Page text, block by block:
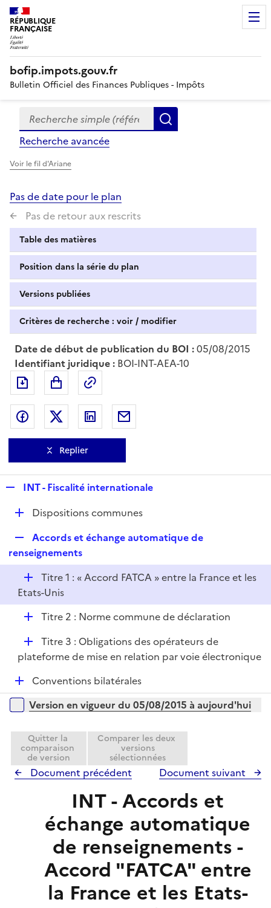
RÉPUBLIQUE
FRANÇAISE
bofip.impots.gouv.fr
Bulletin Officiel des Finances Publiques - Impôts
Formulaire
de
recherche
Recherche simple (références, mots clés, partie du
Recherche avancée
Voir le fil d'Ariane
Pas de date pour le plan
Pas de retour aux rescrits
Table des matières
Position dans la série du plan
Versions publiées
Critères de recherche : voir / modifier
Date de début de publication du BOI :05/08/2015
Identifiant juridique : BOI-INT-AEA-10
Exporter le document au format pdf
Partager sur Facebook
Partager sur Twitter
Partager sur LinkedIn
Replier
p
e
INT - Fiscalité internationale
D
p
l
i
e
r
Dispositions communes
e
p
l
i
e
r
Accords et échange automatique de
renseignements
D
é
p
r
Titre 1 : « Accord FATCA » entre la France et les
Etats-Unis
D
l
i
e
r
Titre 2 : Norme commune de déclaration
D
é
l
i
e
r
Titre 3 : Obligations des opérateurs de
plateforme de mise en relation par voie électronique
D
é
p
e
r
Conventions bilatérales
Versions sur la période
Version en vigueur du 05/08/2015 à aujourd'hui
Quitter la
comparaison
de version
Comparer les deux
versions
sélectionnées
Document précédent Document suivant
INT - Accords et
échange automatique
de renseignements -
Accord "FATCA" entre
la France et les Etats-